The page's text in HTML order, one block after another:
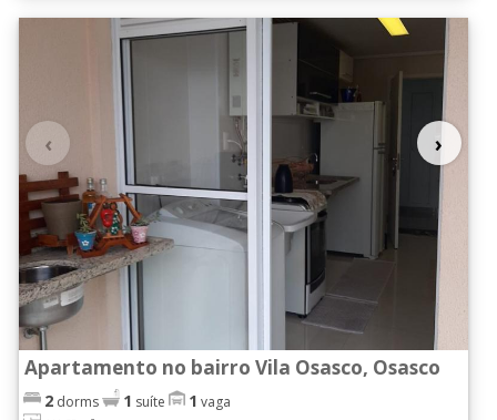
‹ ›
Apartamento no bairro Vila Osasco, Osasco
2 dorms 1 suíte 1 vaga